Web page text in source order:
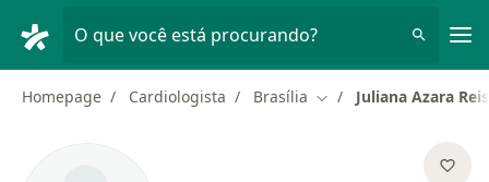
O que você está procurando?
Homepage Cardiologista Brasília Mudar de cidade
Juliana Azara Reis